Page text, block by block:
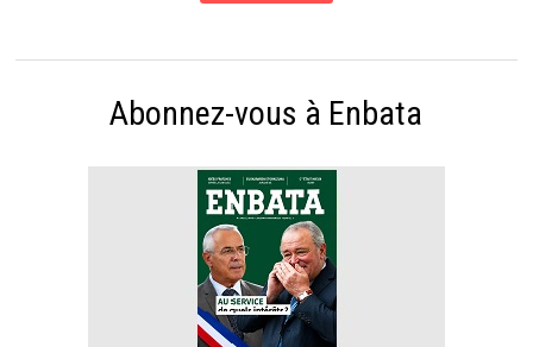
Abonnez-vous à Enbata